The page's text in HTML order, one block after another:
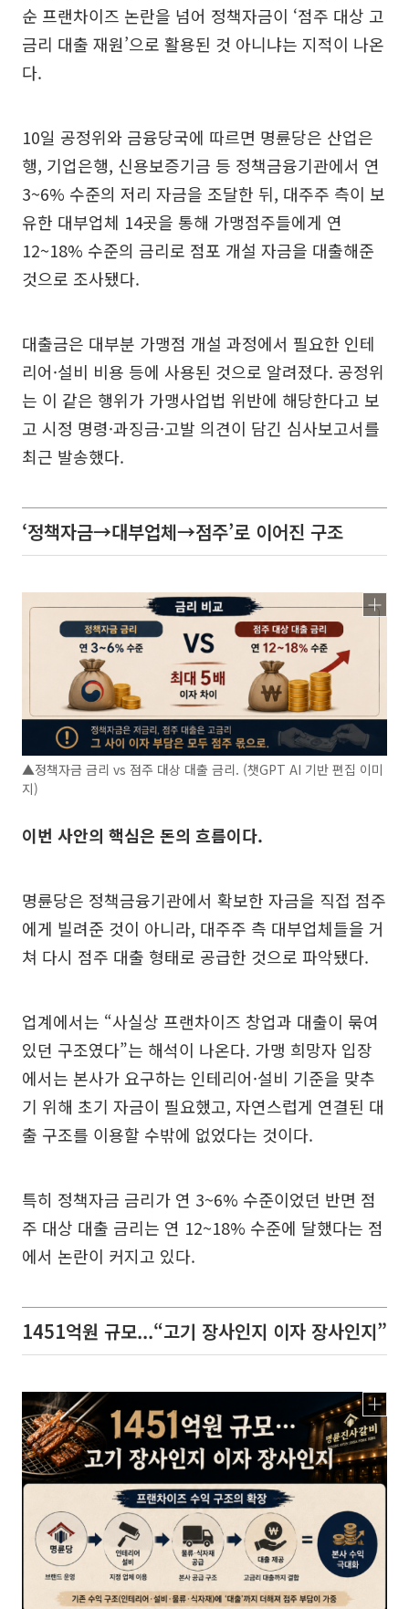
순 프랜차이즈 논란을 넘어 정책자금이 ‘점주 대상 고
금리 대출 재원’으로 활용된 것 아니냐는 지적이 나온
다.
10일 공정위와 금융당국에 따르면 명륜당은 산업은
행, 기업은행, 신용보증기금 등 정책금융기관에서 연
3~6% 수준의 저리 자금을 조달한 뒤, 대주주 측이 보
유한 대부업체 14곳을 통해 가맹점주들에게 연
12~18% 수준의 금리로 점포 개설 자금을 대출해준
것으로 조사됐다.
대출금은 대부분 가맹점 개설 과정에서 필요한 인테
리어·설비 비용 등에 사용된 것으로 알려졌다. 공정위
는 이 같은 행위가 가맹사업법 위반에 해당한다고 보
고 시정 명령·과징금·고발 의견이 담긴 심사보고서를
최근 발송했다.
‘정책자금→대부업체→점주’로 이어진 구조
▲정책자금 금리 vs 점주 대상 대출 금리. (챗GPT AI 기반 편집 이미
지)
이번 사안의 핵심은 돈의 흐름이다.
명륜당은 정책금융기관에서 확보한 자금을 직접 점주
에게 빌려준 것이 아니라, 대주주 측 대부업체들을 거
쳐 다시 점주 대출 형태로 공급한 것으로 파악됐다.
업계에서는 “사실상 프랜차이즈 창업과 대출이 묶여
있던 구조였다”는 해석이 나온다. 가맹 희망자 입장
에서는 본사가 요구하는 인테리어·설비 기준을 맞추
기 위해 초기 자금이 필요했고, 자연스럽게 연결된 대
출 구조를 이용할 수밖에 없었다는 것이다.
특히 정책자금 금리가 연 3~6% 수준이었던 반면 점
주 대상 대출 금리는 연 12~18% 수준에 달했다는 점
에서 논란이 커지고 있다.
1451억원 규모...“고기 장사인지 이자 장사인지”